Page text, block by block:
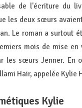
de l'écriture du
les deux sœurs
Le roman a surtout
mois de mise
les sœurs Jenner. En
Hair, appelée Kylie
Kylie